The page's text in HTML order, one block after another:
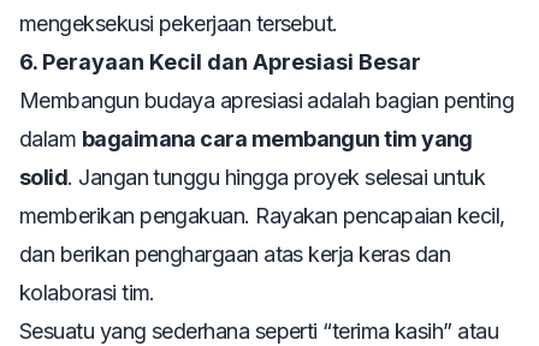
mengeksekusi pekerjaan tersebut.
6. Perayaan Kecil dan Apresiasi Besar
Membangun budaya apresiasi adalah bagian penting
dalam bagaimana cara membangun tim yang
solid. Jangan tunggu hingga proyek selesai untuk
memberikan pengakuan. Rayakan pencapaian kecil,
dan berikan penghargaan atas kerja keras dan
kolaborasi tim.
Sesuatu yang sederhana seperti “terima kasih” atau